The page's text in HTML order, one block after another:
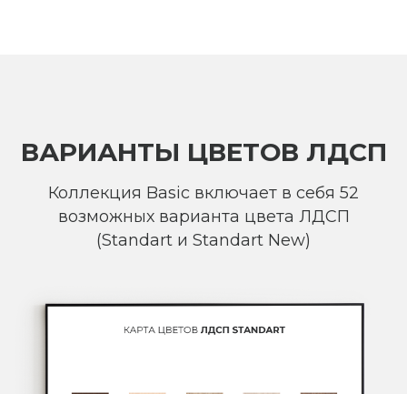
ВАРИАНТЫ ЦВЕТОВ ЛДСП
Коллекция Basic включает в себя 52
возможных варианта цвета ЛДСП
(Standart и Standart New)